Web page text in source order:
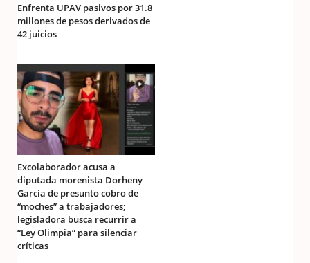
Enfrenta UPAV pasivos por 31.8
millones de pesos derivados de
42 juicios
Excolaborador acusa a
diputada morenista Dorheny
García de presunto cobro de
“moches” a trabajadores;
legisladora busca recurrir a
“Ley Olimpia” para silenciar
críticas